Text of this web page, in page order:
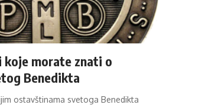
koje morate znati o
Benedikta
ostavštinama svetoga Benedikta